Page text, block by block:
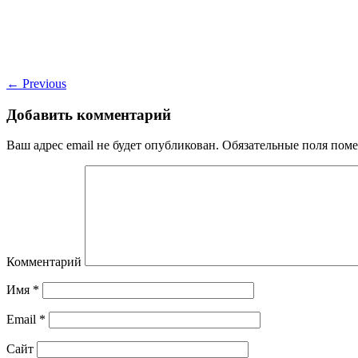
← Previous
Добавить комментарий
Ваш адрес email не будет опубликован. Обязательные поля
Комментарий
Имя *
Email *
Сайт